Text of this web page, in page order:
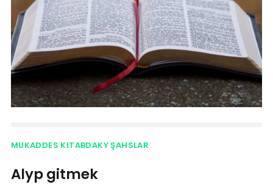
MUKADDES KITABDAKY ŞAHSLAR
Alyp gitmek